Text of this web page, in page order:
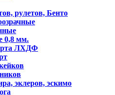
рулетов, Бенто
0,8 мм.
ЛХДФ
эклеров, эскимо